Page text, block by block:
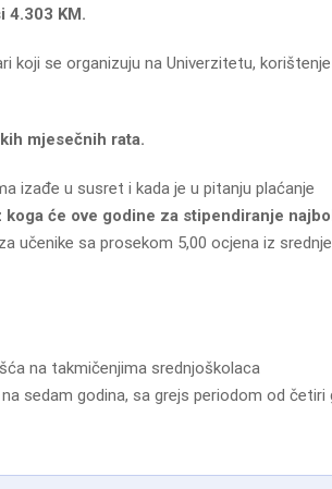
4.303 KM.
koji se organizuju na Univerzitetu,
mjesečnih rata.
izađe u susret i kada je u pitanju plaćanje
će ove godine za stipendiranje
učenike sa prosekom 5,00 ocjena iz
na takmičenjima srednjoškolaca
sedam godina, sa grejs periodom od četiri